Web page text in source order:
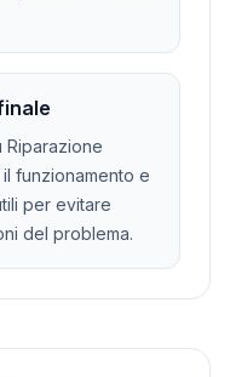
Riparazione
funzionamento e
per evitare
del problema.